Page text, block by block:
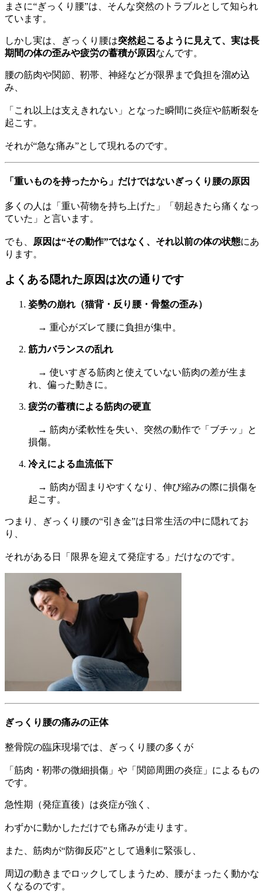
まさに“ぎっくり腰”は、そんな突然のトラブルとして知られ
ています。
しかし実は、ぎっくり腰は突然起こるように見えて、実は長
期間の体の歪みや疲労の蓄積が原因 なんです。
腰の筋肉や関節、靭帯、神経などが限界まで負担を溜め込
み、
「これ以上は支えきれない」となった瞬間に炎症や筋断裂を
起こす。
それが“急な痛み”として現れるのです。
「重いものを持ったから」だけではないぎっくり腰の原因
多くの人は「重い荷物を持ち上げた」「朝起きたら痛くなっ
ていた」と言います。
でも、 原因は“その動作”ではなく、それ以前の体の状態にあ
ります。
よくある隠れた原因は次の通りです
姿勢の崩れ（猫背・反り腰・骨盤の歪み）
→ 重心がズレて腰に負担が集中。
筋力バランスの乱れ
→ 使いすぎる筋肉と使えていない筋肉の差が生ま
れ、偏った動きに。
疲労の蓄積による筋肉の硬直
→ 筋肉が柔軟性を失い、突然の動作で「ブチッ」と
損傷。
冷えによる血流低下
→ 筋肉が固まりやすくなり、伸び縮みの際に損傷を
起こす。
つまり、ぎっくり腰の“引き金”は日常生活の中に隠れてお
り、
それがある日「限界を迎えて発症する」だけなのです。
ぎっくり腰の痛みの正体
整骨院の臨床現場では、ぎっくり腰の多くが
「筋肉・靭帯の微細損傷」や「関節周囲の炎症」によるもの
です。
急性期（発症直後）は炎症が強く、
わずかに動かしただけでも痛みが走ります。
また、筋肉が“防御反応”として過剰に緊張し、
周辺の動きまでロックしてしまうため、腰がまったく動かな
くなるのです。